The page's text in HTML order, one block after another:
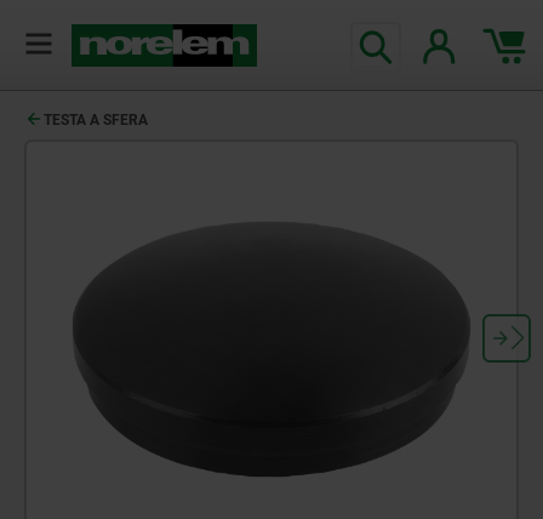
TESTA A SFERA